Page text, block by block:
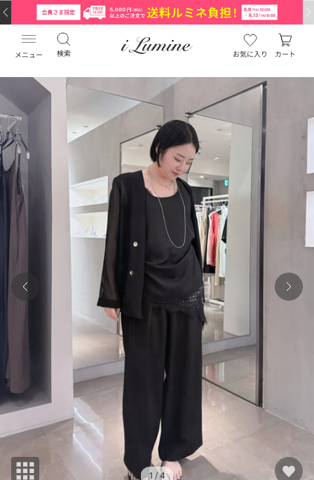
メニュー 検索 お気に入り カート
1 / 4